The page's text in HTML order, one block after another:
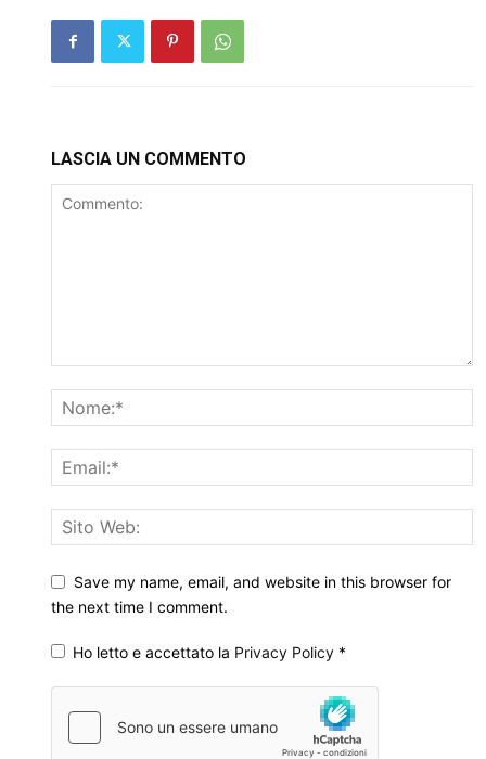
LASCIA UN COMMENTO
Save my name, email, and website in this browser for
the next time I comment.
Ho letto e accettato la Privacy Policy *